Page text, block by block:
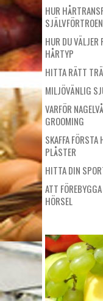
HUR
HUR DU VÄLJER
HÅRTYP
HITTA RÄTT
MILJÖVÄNLIG
VARFÖR
GROOMING
SKAFFA
PLÅSTER
HITTA DIN
ATT
HÖRSEL